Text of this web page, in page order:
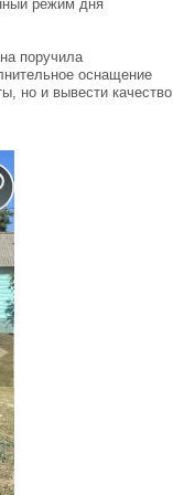
режим дня
поручила
оснащение
но и вывести качество